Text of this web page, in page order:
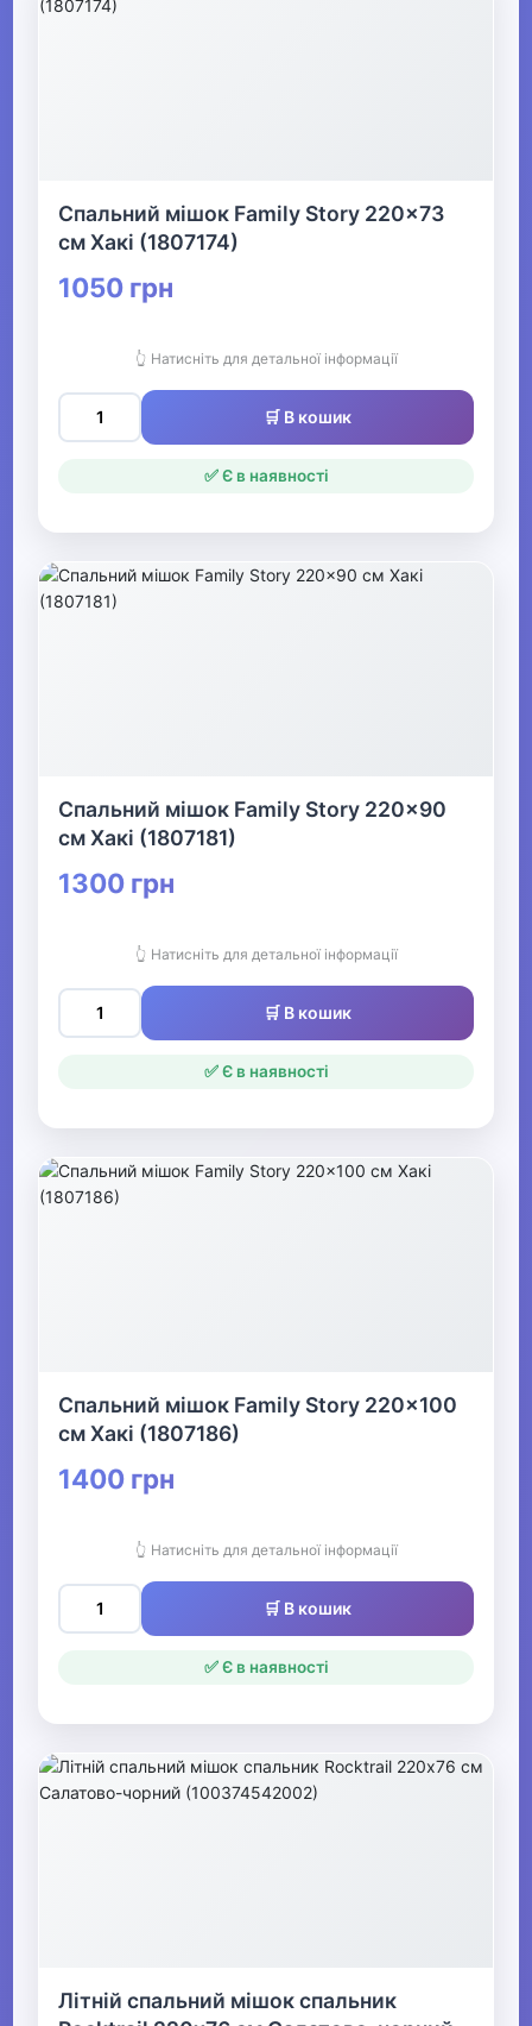
Спальний мішок Family Story 220x73
см Хакі (1807174)
1050 грн
👆 Натисніть для детальної інформації
🛒 В кошик
✅ Є в наявності
Спальний мішок Family Story 220x90
см Хакі (1807181)
1300 грн
👆 Натисніть для детальної інформації
🛒 В кошик
✅ Є в наявності
Спальний мішок Family Story 220x100
см Хакі (1807186)
1400 грн
👆 Натисніть для детальної інформації
🛒 В кошик
✅ Є в наявності
Літній спальний мішок спальник